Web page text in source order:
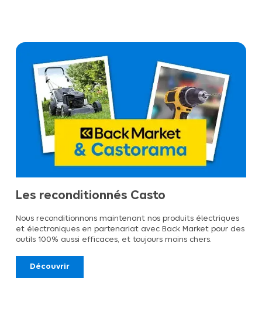
Les reconditionnés Casto
Nous reconditionnons maintenant nos produits électriques
et électroniques en partenariat avec Back Market pour des
outils 100% aussi efficaces, et toujours moins chers.
Découvrir